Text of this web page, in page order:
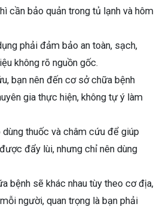
cần bảo quản trong tủ lạnh và hôm
phải đảm bảo an toàn, sạch,
không rõ nguồn gốc.
bạn nên đến cơ sở chữa bệnh
gia thực hiện, không tự ý làm
dùng thuốc và châm cứu để giúp
đẩy lùi, nhưng chỉ nên dùng
bệnh sẽ khác nhau tùy theo cơ địa,
người, quan trọng là bạn phải